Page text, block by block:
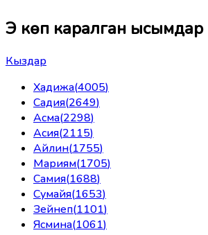
Эң көп каралган ысымдар
Кыздар
Хадижа(4005)
Садия(2649)
Асма(2298)
Асия(2115)
Айлин(1755)
Мариям(1705)
Самия(1688)
Сумайя(1653)
Зейнеп(1101)
Ясмина(1061)